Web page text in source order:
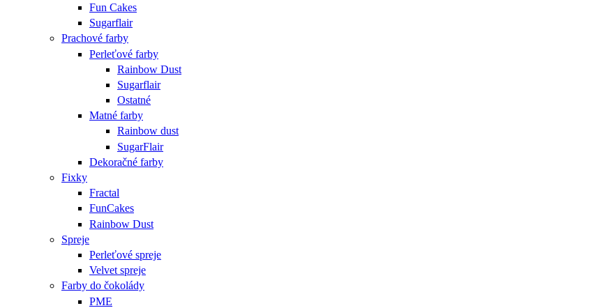
Fun Cakes
Sugarflair
Prachové farby
Perleťové farby
Rainbow Dust
Sugarflair
Ostatné
Matné farby
Rainbow dust
SugarFlair
Dekoračné farby
Fixky
Fractal
FunCakes
Rainbow Dust
Spreje
Perleťové spreje
Velvet spreje
Farby do čokolády
PME